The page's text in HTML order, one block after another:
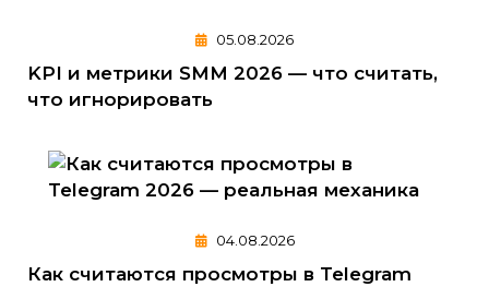
05.08.2026
KPI и метрики SMM 2026 — что считать,
что игнорировать
04.08.2026
Как считаются просмотры в Telegram